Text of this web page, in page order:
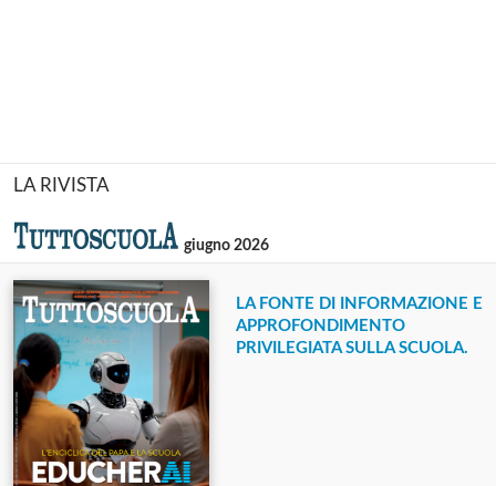
LA RIVISTA
giugno 2026
LA FONTE DI INFORMAZIONE E
APPROFONDIMENTO
PRIVILEGIATA SULLA SCUOLA.